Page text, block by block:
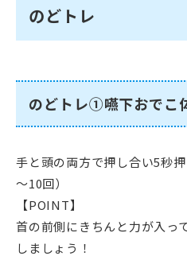
のどトレ
のどトレ①嚥下おでこ
手と頭の両方で押し合い5秒
～10回）
【POINT】
首の前側にきちんと力が入っ
しましょう！